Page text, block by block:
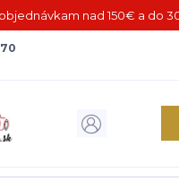
nad 150€ a do